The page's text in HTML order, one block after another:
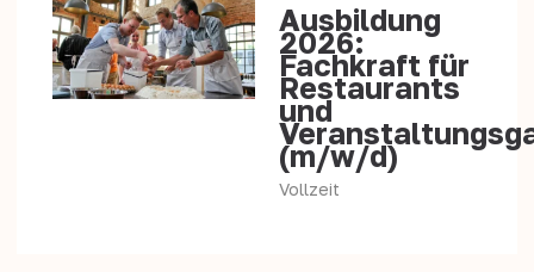
Ausbildung
2026:
Fachkraft für
Restaurants
und
(m/w/d)
Vollzeit